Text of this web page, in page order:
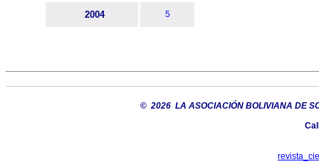
2004 5
©2026 LA ASOCIACIÓN BOLIVIANA DE